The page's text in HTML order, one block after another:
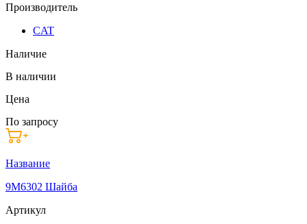
Производитель
CAT
Наличие
В наличии
Цена
По запросу
Название
9M6302 Шайба
Артикул